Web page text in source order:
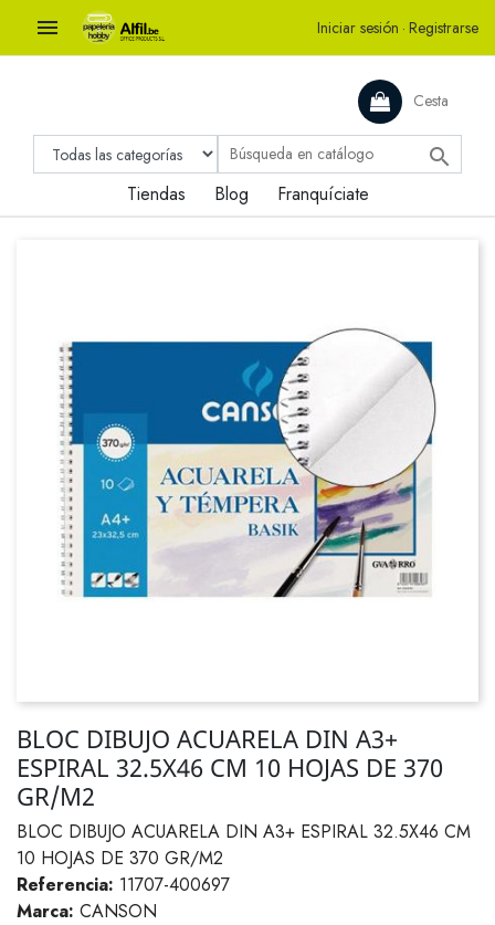
 Iniciar sesión · Registrarse
Cesta

Tiendas Blog Franquíciate
BLOC DIBUJO ACUARELA DIN A3+
ESPIRAL 32.5X46 CM 10 HOJAS DE 370
GR/M2
BLOC DIBUJO ACUARELA DIN A3+ ESPIRAL 32.5X46 CM
10 HOJAS DE 370 GR/M2
Referencia: 11707-400697
Marca: CANSON